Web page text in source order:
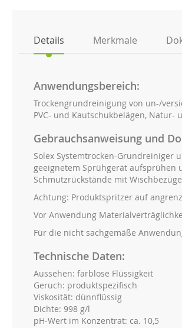
Details
Anwendungsbereich:
Trockengrundreinigung von un-/
PVC- und Kautschukbelägen,
Gebrauchsanweisung und
Solex Systemtrocken-Grundreiniger
geeignetem Sprühgerät aufsprühen
Schmutzrückstände mit
Achtung: Produktspritzer auf
Vor Anwendung
Für die nicht sachgemäße
Technische Daten:
Aussehen: farblose Flüssigkeit
Geruch: produktspezifisch
Viskosität: dünnflüssig
Dichte: 998 g/l
pH-Wert im Konzentrat: ca. 10,5
Merkmale